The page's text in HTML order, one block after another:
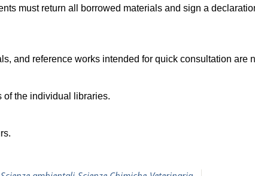
must return all borrowed materials and sign a
and reference works intended for quick consultation are
of the individual libraries.